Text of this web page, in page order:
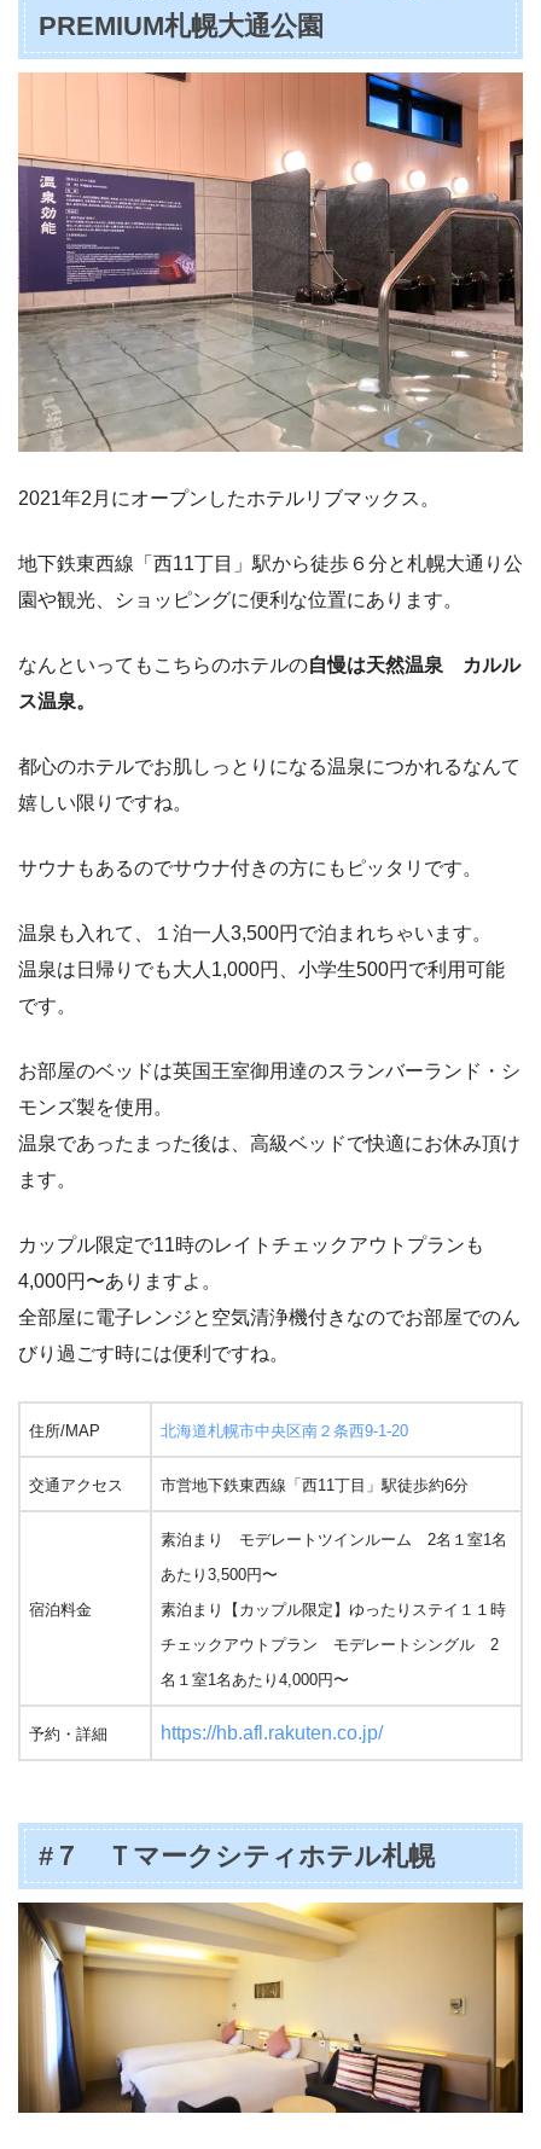
PREMIUM札幌大通公園
2021年2月にオープンしたホテルリブマックス。
地下鉄東西線「西11丁目」駅から徒歩６分と札幌大通り公
園や観光、ショッピングに便利な位置にあります。
なんといってもこちらのホテルの自慢は天然温泉 カルル
ス温泉。
都心のホテルでお肌しっとりになる温泉につかれるなんて
嬉しい限りですね。
サウナもあるのでサウナ付きの方にもピッタリです。
温泉も入れて、１泊一人3,500円で泊まれちゃいます。
温泉は日帰りでも大人1,000円、小学生500円で利用可能
です。
お部屋のベッドは英国王室御用達のスランバーランド・シ
モンズ製を使用。
温泉であったまった後は、高級ベッドで快適にお休み頂け
ます。
カップル限定で11時のレイトチェックアウトプランも
4,000円〜ありますよ。
全部屋に電子レンジと空気清浄機付きなのでお部屋でのん
びり過ごす時には便利ですね。
住所/MAP 北海道札幌市中央区南２条西9-1-20
交通アクセス 市営地下鉄東西線「西11丁目」駅徒歩約6分
宿泊料金
素泊まり モデレートツインルーム 2名１室1名
あたり3,500円〜
素泊まり【カップル限定】ゆったりステイ１１時
チェックアウトプラン モデレートシングル 2
名１室1名あたり4,000円〜
予約・詳細 https://hb.afl.rakuten.co.jp/
#７ Ｔマークシティホテル札幌